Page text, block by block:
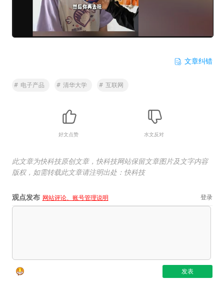
文章纠错
# 电子产品 # 清华大学 # 互联网
好文点赞 水文反对
此文章为快科技原创文章，快科技网站保留文章图片及文字内容
版权，如需转载此文章请注明出处：快科技
观点发布 网站评论、账号管理说明 登录